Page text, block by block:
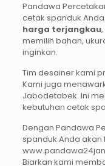
Pandawa
cetak spanduk
harga terjangkau
memilih bahan,
inginkan.
Tim desainer kami
Kami juga
Jabodetabek. Ini
kebutuhan cetak
Dengan Pandawa
spanduk Anda akan
Biarkan kami